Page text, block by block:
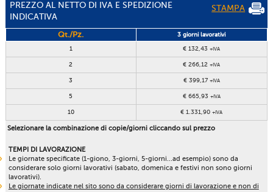
PREZZO AL NETTO DI IVA E SPEDIZIONE
INDICATIVA
STAMPA
Qt./Pz. 3 giorni lavorativi
1 € 132,43+IVA
2 € 266,12+IVA
3 € 399,17 +IVA
5 € 665,93 +IVA
10 € 1.331,90+IVA
Selezionare la combinazione di copie/giorni cliccando sul prezzo
TEMPI DI LAVORAZIONE
Le giornate specificate (1-giono, 3-giorni, 5-giorni...ad esempio) sono da
considerare solo giorni lavorativi (sabato, domenica e festivi non sono giorni
lavorativi).
Le giornate indicate nel sito sono da considerare giorni di lavorazione e non di